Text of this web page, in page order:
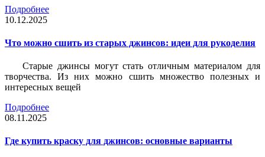
Подробнее
10.12.2025
Что можно сшить из старых джинсов: идеи для рукоделия
Старые джинсы могут стать отличным материалом для
творчества. Из них можно сшить множество полезных и
интересных вещей
Подробнее
08.11.2025
Где купить краску для джинсов: основные варианты